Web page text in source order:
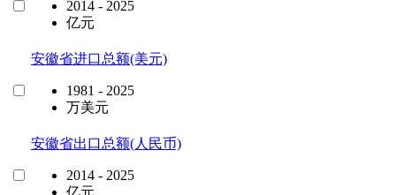
2014 - 2025
亿元
安徽省进口总额(美元)
1981 - 2025
万美元
安徽省出口总额(人民币)
2014 - 2025
亿元